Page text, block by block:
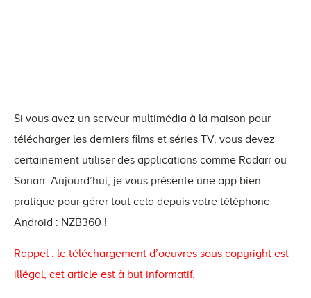
Si vous avez un serveur multimédia à la maison pour
télécharger les derniers films et séries TV, vous devez
certainement utiliser des applications comme Radarr ou
Sonarr. Aujourd’hui, je vous présente une app bien
pratique pour gérer tout cela depuis votre téléphone
Android : NZB360 !
Rappel : le téléchargement d’oeuvres sous copyright est
illégal, cet article est à but informatif.